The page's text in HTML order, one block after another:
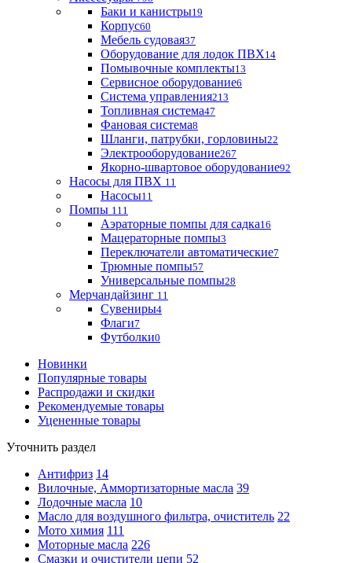
Баки и канистры19
Корпус60
Мебель судовая37
Оборудование для лодок ПВХ14
Помывочные комплекты13
Сервисное оборудование6
Система управления213
Топливная система47
Фановая система8
Шланги, патрубки, горловины22
Электрооборудование267
Якорно-швартовое оборудование92
Насосы для ПВХ 11
Насосы11
Помпы 111
Аэраторные помпы для садка16
Мацераторные помпы3
Переключатели автоматические7
Трюмные помпы57
Универсальные помпы28
Мерчандайзинг 11
Сувениры4
Флаги7
Футболки0
Новинки
Популярные товары
Распродажи и скидки
Рекомендуемые товары
Уцененные товары
Уточнить раздел
Антифриз 14
Вилочные, Аммортизаторные масла 39
Лодочные масла 10
Масло для воздушного фильтра, очиститель 22
Мото химия 111
Моторные масла 226
Смазки и очистители цепи 52